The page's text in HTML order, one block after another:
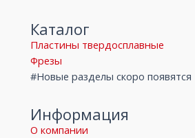
Каталог
Пластины твердосплавные
Фрезы
#Новые разделы скоро появятся
Информация
О компании